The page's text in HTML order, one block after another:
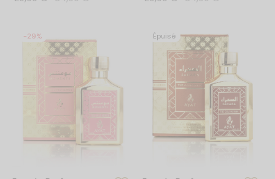
-29% Épuisé
Only Series
Dreams